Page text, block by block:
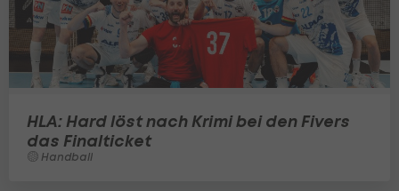
HLA: Hard löst nach Krimi bei den Fivers
das Finalticket
Handball